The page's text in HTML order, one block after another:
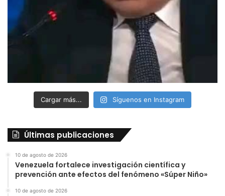
Cargar más... Síguenos en Instagram
Últimas publicaciones
10 de agosto de 2026
Venezuela fortalece investigación científica y
prevención ante efectos del fenómeno «Súper Niño»
10 de agosto de 2026